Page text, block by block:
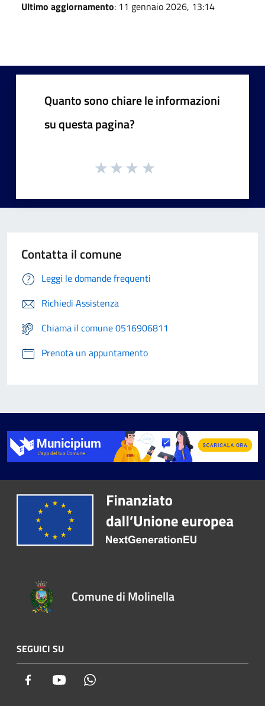
Ultimo aggiornamento: 11 gennaio 2026, 13:14
Quanto sono chiare le informazioni
su questa pagina?
Contatta il comune
Leggi le domande frequenti
Richiedi Assistenza
Chiama il comune 0516906811
Prenota un appuntamento
Comune di Molinella
SEGUICI SU
Facebook Youtube